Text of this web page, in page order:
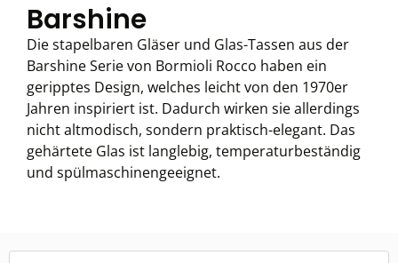
Barshine
Die stapelbaren Gläser und Glas-Tassen aus der
Barshine Serie von Bormioli Rocco haben ein
geripptes Design, welches leicht von den 1970er
Jahren inspiriert ist. Dadurch wirken sie allerdings
nicht altmodisch, sondern praktisch-elegant. Das
gehärtete Glas ist langlebig, temperaturbeständig
und spülmaschinengeeignet.